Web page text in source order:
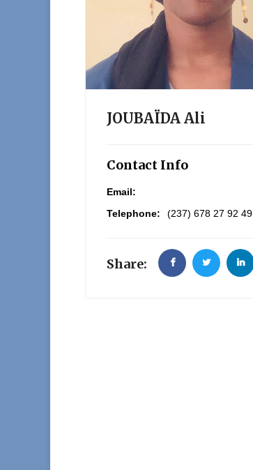
JOUBAÏDA Ali
Contact Info
Email:
Telephone:
(237) 678 27 92 49
Share: